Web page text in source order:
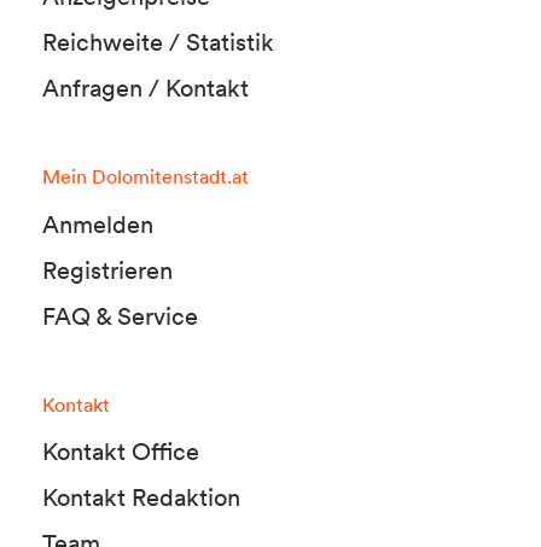
Reichweite / Statistik
Anfragen / Kontakt
Mein Dolomitenstadt.at
Anmelden
Registrieren
FAQ & Service
Kontakt
Kontakt Office
Kontakt Redaktion